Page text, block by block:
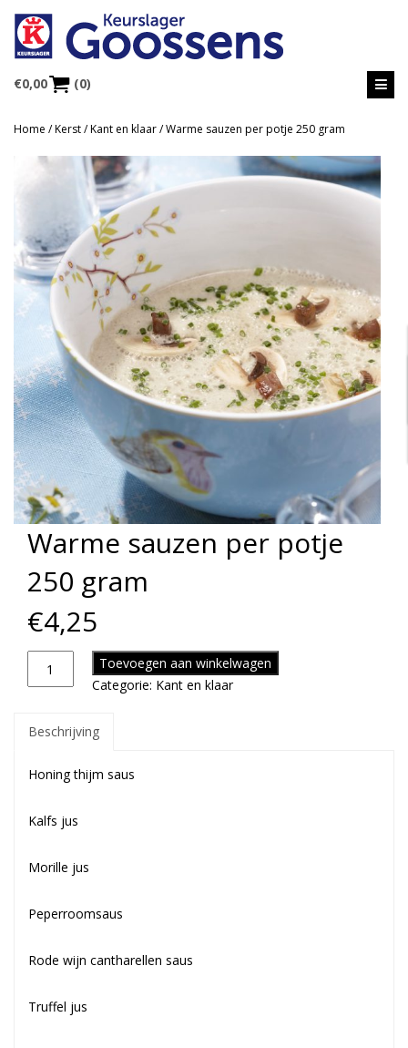
€0,00 (0)
Home /Kerst/Kant en klaar/ Warme sauzen per potje 250 gram
Warme sauzen per potje
250 gram
€4,25
Toevoegen aan winkelwagen
Categorie: Kant en klaar
Beschrijving
Honing thijm saus
Kalfs jus
Morille jus
Peperroomsaus
Rode wijn cantharellen saus
Truffel jus